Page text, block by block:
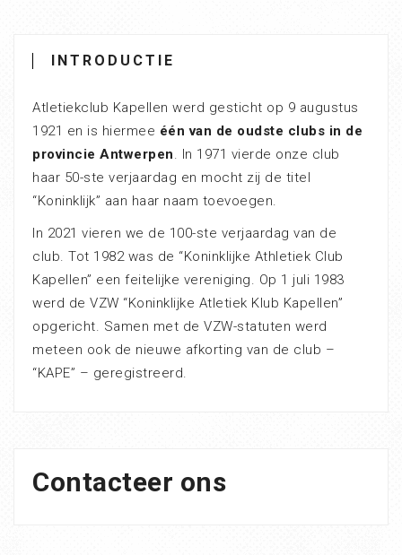
INTRODUCTIE
Atletiekclub Kapellen werd gesticht op 9 augustus
1921 en is hiermee één van de oudste clubs in de
provincie Antwerpen. In 1971 vierde onze club
haar 50-ste verjaardag en mocht zij de titel
“Koninklijk” aan haar naam toevoegen.
In 2021 vieren we de 100-ste verjaardag van de
club. Tot 1982 was de “Koninklijke Athletiek Club
Kapellen” een feitelijke vereniging. Op 1 juli 1983
werd de VZW “Koninklijke Atletiek Klub Kapellen”
opgericht. Samen met de VZW-statuten werd
meteen ook de nieuwe afkorting van de club –
“KAPE” – geregistreerd.
Contacteer ons